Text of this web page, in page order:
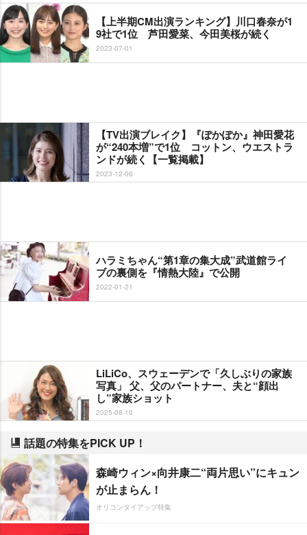
【上半期CM出演ランキング】川口春奈が1
9社で1位 芦田愛菜、今田美桜が続く
2023-07-01
【TV出演ブレイク】『ぽかぽか』神田愛花
が“240本増”で1位 コットン、ウエストラ
ンドが続く【一覧掲載】
2023-12-06
ハラミちゃん“第1章の集大成”武道館ライ
ブの裏側を『情熱大陸』で公開
2022-01-21
LiLiCo、スウェーデンで「久しぶりの家族
写真」 父、父のパートナー、夫と“顔出
し”家族ショット
2025-08-10
話題の特集をPICK UP！
森崎ウィン×向井康二“両片思い”にキュン
が止まらん！
オリコンタイアップ特集